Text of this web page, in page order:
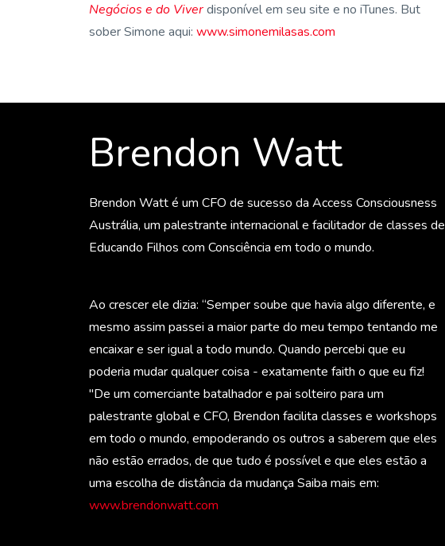
Negócios e do Viverdisponível em seu site e no iTunes. But
sober Simone aqui: www.simonemilasas.com
Brendon Watt
Brendon Watt é um CFO de sucesso da Access Consciousness
Austrália, um palestrante internacional e facilitador de classes de
Educando Filhos com Consciência em todo o mundo.
Ao crescer ele dizia: “Semper soube que havia algo diferente, e
mesmo assim passei a maior parte do meu tempo tentando me
encaixar e ser igual a todo mundo. Quando percebi que eu
poderia mudar qualquer coisa - exatamente faith o que eu fiz!
"De um comerciante batalhador e pai solteiro para um
palestrante global e CFO, Brendon facilita classes e workshops
em todo o mundo, empoderando os outros a saberem que eles
não estão errados, de que tudo é possível e que eles estão a
uma escolha de distância da mudança Saiba mais em:
www.brendonwatt.com